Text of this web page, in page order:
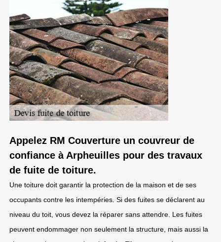
Appelez RM Couverture un couvreur de
confiance à Arpheuilles pour des travaux
de fuite de toiture.
Une toiture doit garantir la protection de la maison et de ses
occupants contre les intempéries. Si des fuites se déclarent au
niveau du toit, vous devez la réparer sans attendre. Les fuites
peuvent endommager non seulement la structure, mais aussi la